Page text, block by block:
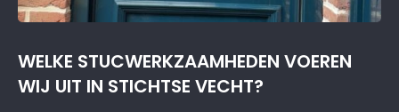
WELKE STUCWERKZAAMHEDEN VOEREN
WIJ UIT IN STICHTSE VECHT?